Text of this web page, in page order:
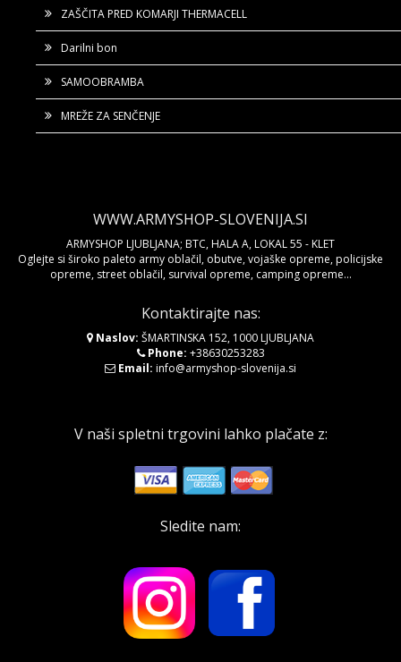
ZAŠČITA PRED KOMARJI THERMACELL
Darilni bon
SAMOOBRAMBA
MREŽE ZA SENČENJE
WWW.ARMYSHOP-SLOVENIJA.SI
ARMYSHOP LJUBLJANA; BTC, HALA A, LOKAL 55 - KLET
Oglejte si široko paleto army oblačil, obutve, vojaške opreme, policijske
opreme, street oblačil, survival opreme, camping opreme...
Kontaktirajte nas:
Naslov: ŠMARTINSKA 152, 1000 LJUBLJANA
Phone: +38630253283
Email: info@armyshop-slovenija.si
V naši spletni trgovini lahko plačate z:
Sledite nam: